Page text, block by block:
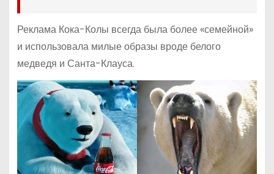
Реклама Кока-Колы всегда была более «семейной»
и использовала милые образы вроде белого
медведя и Санта-Клауса.